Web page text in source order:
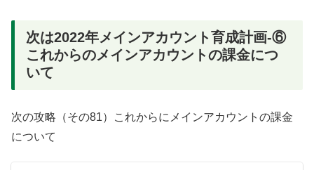
次は2022年メインアカウント育成計画-⑥
これからのメインアカウントの課金につ
いて
次の攻略（その81）これからにメインアカウントの課金
について